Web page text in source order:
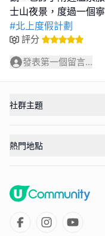
#北上度假計劃
評分
發表第一個留言...
社群主題
熱門地點